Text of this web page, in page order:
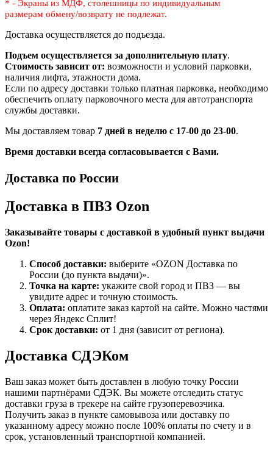
* - Экраны из МДФ, столешницы по индивидуальным
размерам обмену/возврату не подлежат.
Доставка осуществляется до подъезда.
Подъем осуществляется за дополнительную плату.
Стоимость зависит от: возможности и условий парковки,
наличия лифта, этажности дома.
Если по адресу доставки только платная парковка, необходимо
обеспечить оплату парковочного места для автотранспорта
службы доставки.
Мы доставляем товар 7 дней в неделю с 17-00 до 23-00.
Время доставки всегда согласовывается с Вами.
Доставка по России
Доставка в ПВЗ Ozon
Заказывайте товары с доставкой в удобный пункт выдачи
Ozon!
Способ доставки: выберите «OZON Доставка по
России (до пункта выдачи)».
Точка на карте: укажите свой город и ПВЗ — вы
увидите адрес и точную стоимость.
Оплата: оплатите заказ картой на сайте. Можно частями
через Яндекс Сплит!
Срок доставки: от 1 дня (зависит от региона).
Доставка СДЭКом
Ваш заказ может быть доставлен в любую точку России
нашими партнёрами СДЭК. Вы можете отследить статус
доставки груза в трекере на сайте грузоперевозчика.
Получить заказ в пункте самовывоза или доставку по
указанному адресу можно после 100% оплаты по счету и в
срок, установленный транспортной компанией.